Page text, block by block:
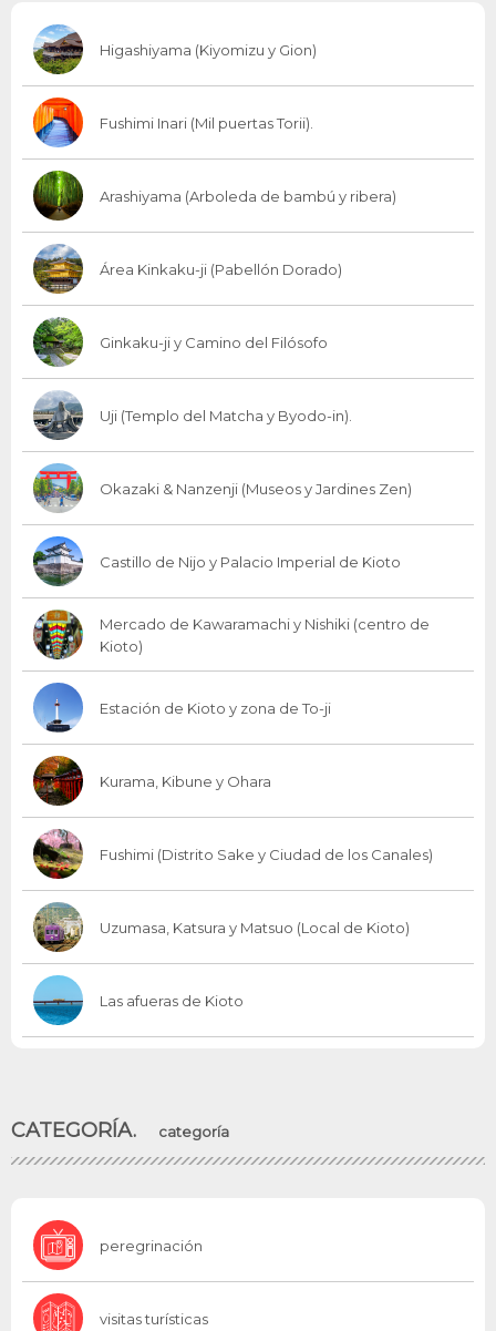
Higashiyama (Kiyomizu y Gion)
Fushimi Inari (Mil puertas Torii).
Arashiyama (Arboleda de bambú y ribera)
Área Kinkaku-ji (Pabellón Dorado)
Ginkaku-ji y Camino del Filósofo
Uji (Templo del Matcha y Byodo-in).
Okazaki & Nanzenji (Museos y Jardines Zen)
Castillo de Nijo y Palacio Imperial de Kioto
Mercado de Kawaramachi y Nishiki (centro de
Kioto)
Estación de Kioto y zona de To-ji
Kurama, Kibune y Ohara
Fushimi (Distrito Sake y Ciudad de los Canales)
Uzumasa, Katsura y Matsuo (Local de Kioto)
Las afueras de Kioto
CATEGORÍA. categoría
peregrinación
visitas turísticas